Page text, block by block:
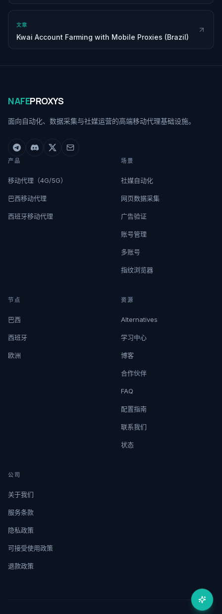
文章
Kwai Account Farming with Mobile Proxies (Brazil)
NAFEPROXYS
面向自动化、数据采集与社媒运营的高端移动代理基础设施。
产品
移动代理（4G/5G）
巴西移动代理
西班牙移动代理
场景
社媒自动化
网页数据采集
广告验证
账号管理
多账号
指纹浏览器
节点
巴西
西班牙
欧洲
资源
Alternatives
学习中心
博客
合作伙伴
FAQ
配置指南
联系我们
状态
公司
关于我们
服务条款
隐私政策
可接受使用政策
退款政策